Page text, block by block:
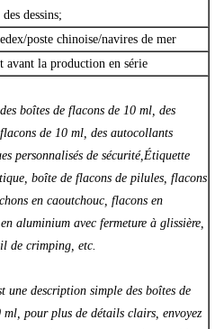
dessins;
poste chinoise/navires de mer
avant la production en série
boîtes de flacons de 10 ml, des
de 10 ml, des autocollants
personnalisés de sécurité,Étiquette
boîte de flacons de pilules, flacons
en caoutchouc, flacons en
aluminium avec fermeture à glissière,
de crimping, etc.
une description simple des boîtes de
ml, pour plus de détails clairs, envoyez